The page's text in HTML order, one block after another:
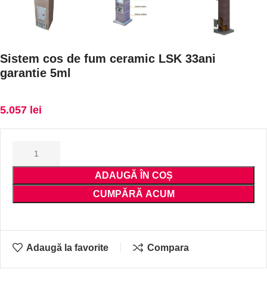
Sistem cos de fum ceramic LSK 33ani
garantie 5ml
5.057 lei
ADAUGĂ ÎN COȘ
CUMPĂRĂ ACUM
Adaugă la favorite Compara